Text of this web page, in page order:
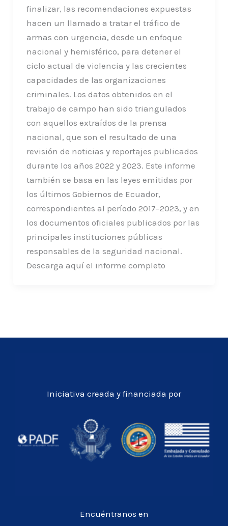
finalizar, las recomendaciones expuestas
hacen un llamado a tratar el tráfico de
armas con urgencia, desde un enfoque
nacional y hemisférico, para detener el
ciclo actual de violencia y las crecientes
capacidades de las organizaciones
criminales. Los datos obtenidos en el
trabajo de campo han sido triangulados
con aquellos extraídos de la prensa
nacional, que son el resultado de una
revisión de noticias y reportajes publicados
durante los años 2022 y 2023. Este informe
también se basa en las leyes emitidas por
los últimos Gobiernos de Ecuador,
correspondientes al período 2017–2023, y en
los documentos oficiales publicados por las
principales instituciones públicas
responsables de la seguridad nacional.
Descarga aquí el informe completo
Iniciativa creada y financiada por
Encuéntranos en